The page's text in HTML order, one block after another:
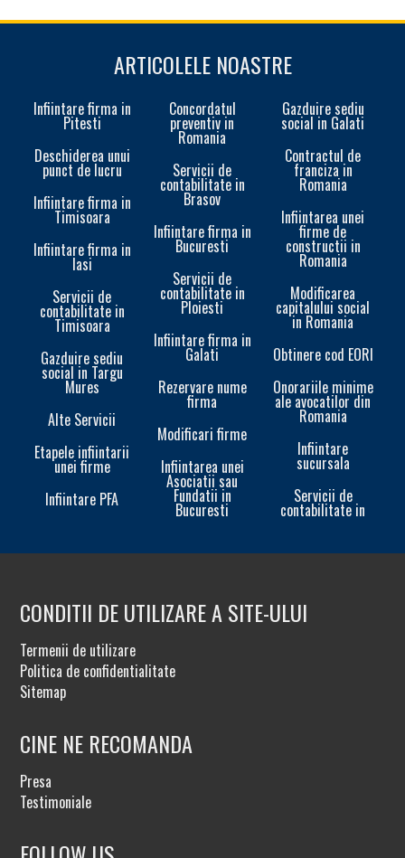
ARTICOLELE NOASTRE
Infiintare firma in
Pitesti
Deschiderea unui
punct de lucru
Infiintare firma in
Timisoara
Infiintare firma in
Iasi
Servicii de
contabilitate in
Timisoara
Gazduire sediu
social in Targu
Mures
Alte Servicii
Etapele infiintarii
unei firme
Infiintare PFA
Concordatul
preventiv in
Romania
Servicii de
contabilitate in
Brasov
Infiintare firma in
Bucuresti
Servicii de
contabilitate in
Ploiesti
Infiintare firma in
Galati
Rezervare nume
firma
Modificari firme
Infiintarea unei
Asociatii sau
Fundatii in
Bucuresti
Gazduire sediu
social in Galati
Contractul de
franciza in
Romania
Infiintarea unei
firme de
constructii in
Romania
Modificarea
capitalului social
in Romania
Obtinere cod EORI
Onorariile minime
ale avocatilor din
Romania
Infiintare
sucursala
Servicii de
contabilitate in
CONDITII DE UTILIZARE A SITE-ULUI
Termenii de utilizare
Politica de confidentialitate
Sitemap
CINE NE RECOMANDA
Presa
Testimoniale